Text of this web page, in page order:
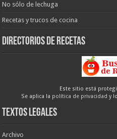
No sólo de lechuga
Recetas y trucos de cocina
Directorios de recetas
Este sitio está
Se aplica la política de privacidad y
Textos legales
Archivo